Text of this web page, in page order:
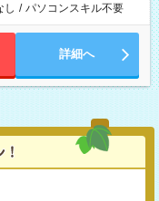
し / パソコンスキル不要
詳細へ